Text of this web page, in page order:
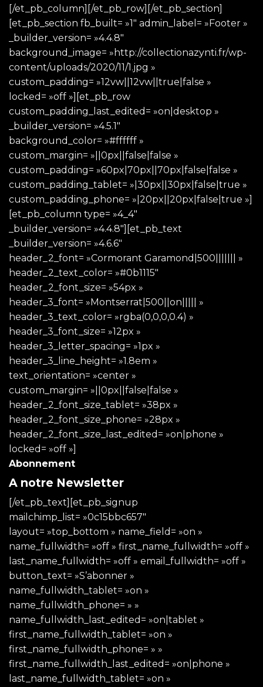
[/et_pb_column][/et_pb_row][/et_pb_section]
[et_pb_section fb_built= »1″ admin_label= »Footer »
_builder_version= »4.4.8″
background_image= »http://collectionazynti.fr/wp-
content/uploads/2020/11/1.jpg »
custom_padding= »12vw||12vw||true|false »
locked= »off »][et_pb_row
custom_padding_last_edited= »on|desktop »
_builder_version= »4.5.1″
background_color= »#ffffff »
custom_margin= »||0px||false|false »
custom_padding= »60px|70px||70px|false|false »
custom_padding_tablet= »|30px||30px|false|true »
custom_padding_phone= »|20px||20px|false|true »]
[et_pb_column type= »4_4″
_builder_version= »4.4.8″][et_pb_text
_builder_version= »4.6.6″
header_2_font= »Cormorant Garamond|500||||||| »
header_2_text_color= »#0b1115″
header_2_font_size= »54px »
header_3_font= »Montserrat|500||on||||| »
header_3_text_color= »rgba(0,0,0,0.4) »
header_3_font_size= »12px »
header_3_letter_spacing= »1px »
header_3_line_height= »1.8em »
text_orientation= »center »
custom_margin= »||0px||false|false »
header_2_font_size_tablet= »38px »
header_2_font_size_phone= »28px »
header_2_font_size_last_edited= »on|phone »
locked= »off »]
Abonnement
A notre Newsletter
[/et_pb_text][et_pb_signup
mailchimp_list= »0c15bbc657″
layout= »top_bottom » name_field= »on »
name_fullwidth= »off » first_name_fullwidth= »off »
last_name_fullwidth= »off » email_fullwidth= »off »
button_text= »S’abonner »
name_fullwidth_tablet= »on »
name_fullwidth_phone= » »
name_fullwidth_last_edited= »on|tablet »
first_name_fullwidth_tablet= »on »
first_name_fullwidth_phone= » »
first_name_fullwidth_last_edited= »on|phone »
last_name_fullwidth_tablet= »on »